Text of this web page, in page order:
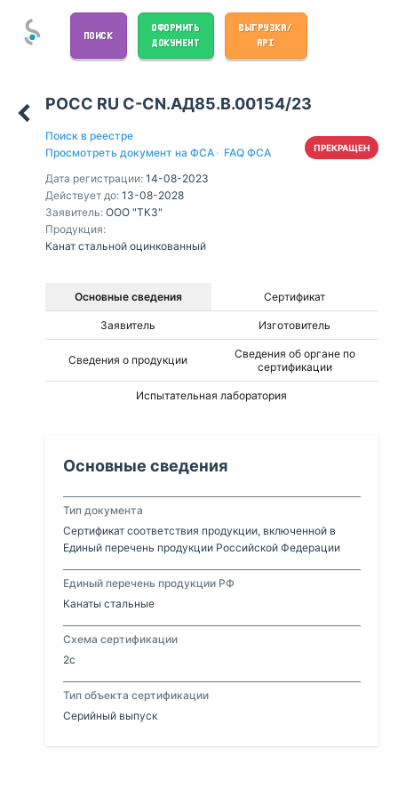
ПОИСК
ОФОРМИТЬ
ДОКУМЕНТ
ВЫГРУЗКА/
API
РОСС RU С-CN.АД85.В.00154/23
Поиск в реестре
Просмотреть документ на ФСА · FAQ ФСА
Дата регистрации: 14-08-2023
Действует до: 13-08-2028
Заявитель: ООО "ТКЗ"
Продукция:
Канат стальной оцинкованный
ПРЕКРАЩЕН
Основные сведения Сертификат
Заявитель Изготовитель
Сведения о продукции
Сведения об органе по
сертификации
Испытательная лаборатория
Основные сведения
Тип документа
Сертификат соответствия продукции, включенной в
Единый перечень продукции Российской Федерации
Единый перечень продукции РФ
Канаты стальные
Схема сертификации
2с
Тип объекта сертификации
Серийный выпуск